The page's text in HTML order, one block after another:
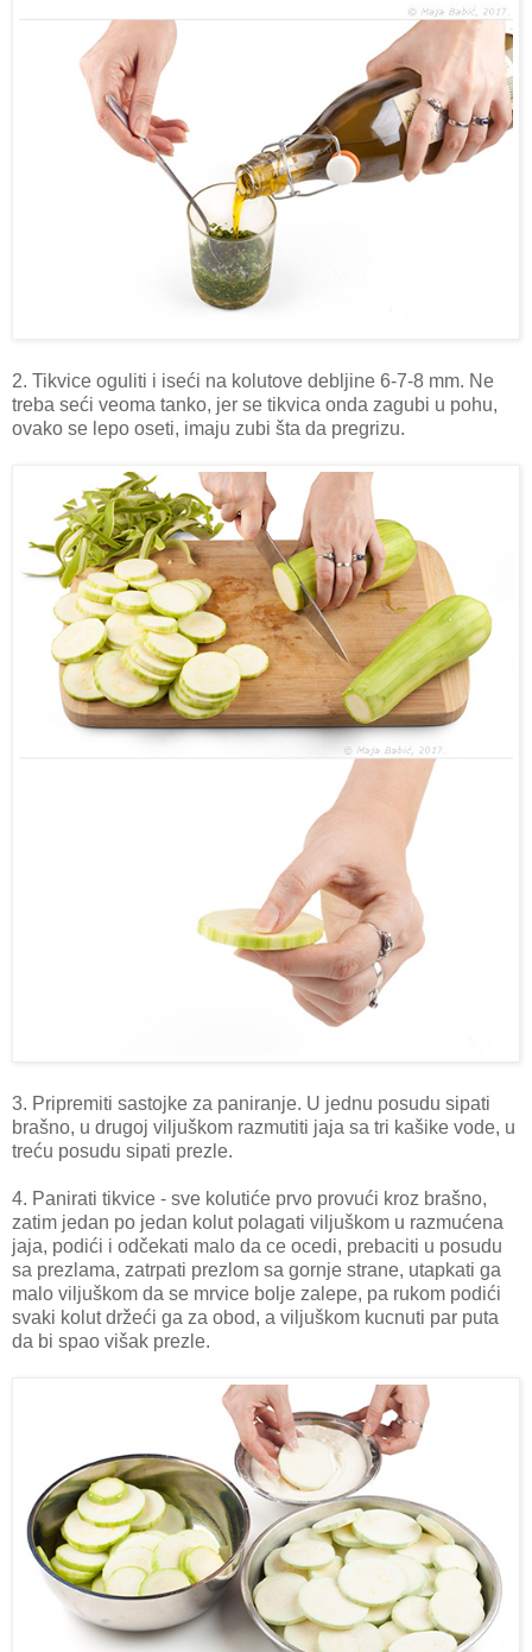
2. Tikvice oguliti i iseći na kolutove debljine 6-7-8 mm. Ne
treba seći veoma tanko, jer se tikvica onda zagubi u pohu,
ovako se lepo oseti, imaju zubi šta da pregrizu.
3. Pripremiti sastojke za paniranje. U jednu posudu sipati
brašno, u drugoj viljuškom razmutiti jaja sa tri kašike vode, u
treću posudu sipati prezle.
4. Panirati tikvice - sve kolutiće prvo provući kroz brašno,
zatim jedan po jedan kolut polagati viljuškom u razmućena
jaja, podići i odčekati malo da ce ocedi, prebaciti u posudu
sa prezlama, zatrpati prezlom sa gornje strane, utapkati ga
malo viljuškom da se mrvice bolje zalepe, pa rukom podići
svaki kolut držeći ga za obod, a viljuškom kucnuti par puta
da bi spao višak prezle.